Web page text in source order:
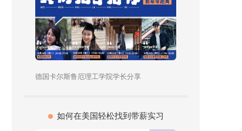
德国卡尔斯鲁厄理工学院学长分享
如何在美国轻松找到带薪实习